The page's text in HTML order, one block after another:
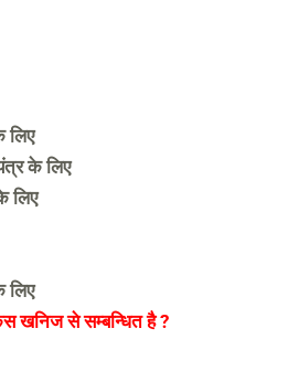
लिए
के लिए
लिए
लिए
खनिज से सम्बन्धित है ?